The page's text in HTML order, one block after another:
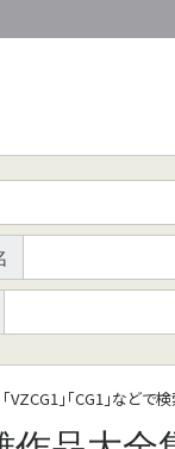
VZCG1」「CG1」などで検